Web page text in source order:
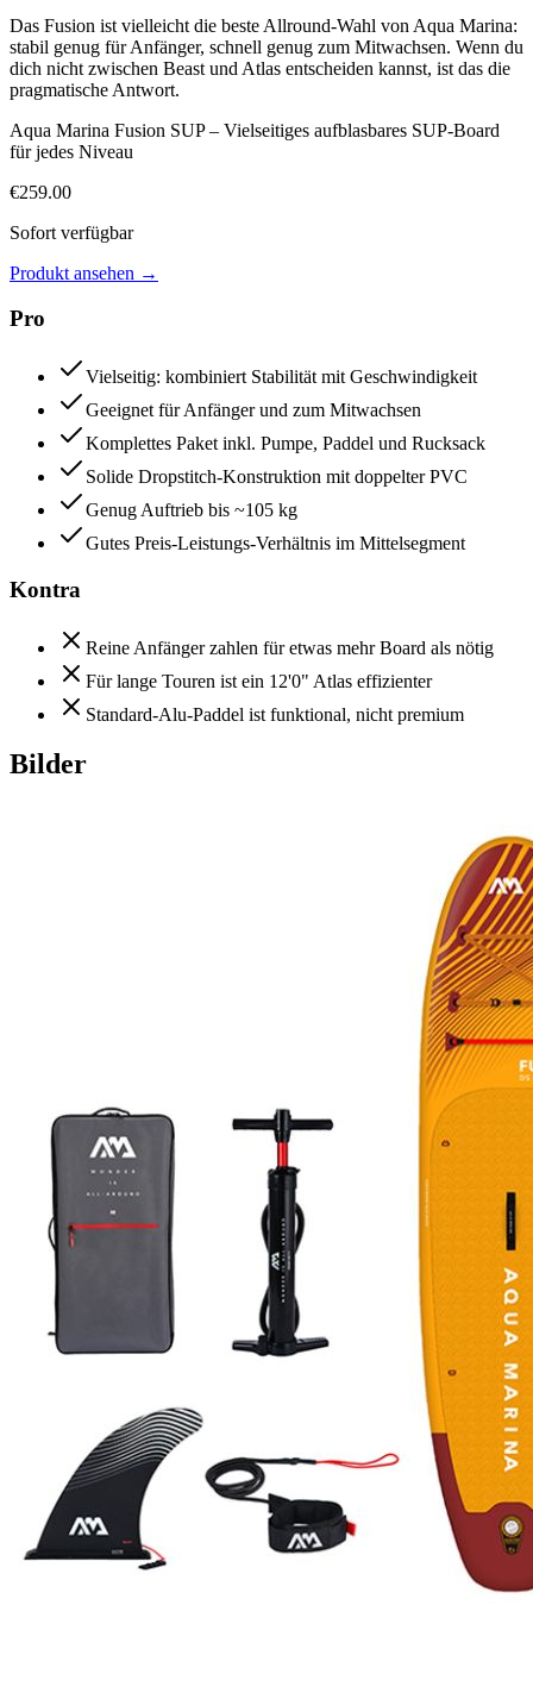
Das Fusion ist vielleicht die beste Allround-Wahl von Aqua Marina:
stabil genug für Anfänger, schnell genug zum Mitwachsen. Wenn du
dich nicht zwischen Beast und Atlas entscheiden kannst, ist das die
pragmatische Antwort.
Aqua Marina Fusion SUP – Vielseitiges aufblasbares SUP-Board
für jedes Niveau
€259.00
Sofort verfügbar
Produkt ansehen →
Pro
Vielseitig: kombiniert Stabilität mit Geschwindigkeit
Geeignet für Anfänger und zum Mitwachsen
Komplettes Paket inkl. Pumpe, Paddel und Rucksack
Solide Dropstitch-Konstruktion mit doppelter PVC
Genug Auftrieb bis ~105 kg
Gutes Preis-Leistungs-Verhältnis im Mittelsegment
Kontra
Reine Anfänger zahlen für etwas mehr Board als nötig
Für lange Touren ist ein 12'0" Atlas effizienter
Standard-Alu-Paddel ist funktional, nicht premium
Bilder